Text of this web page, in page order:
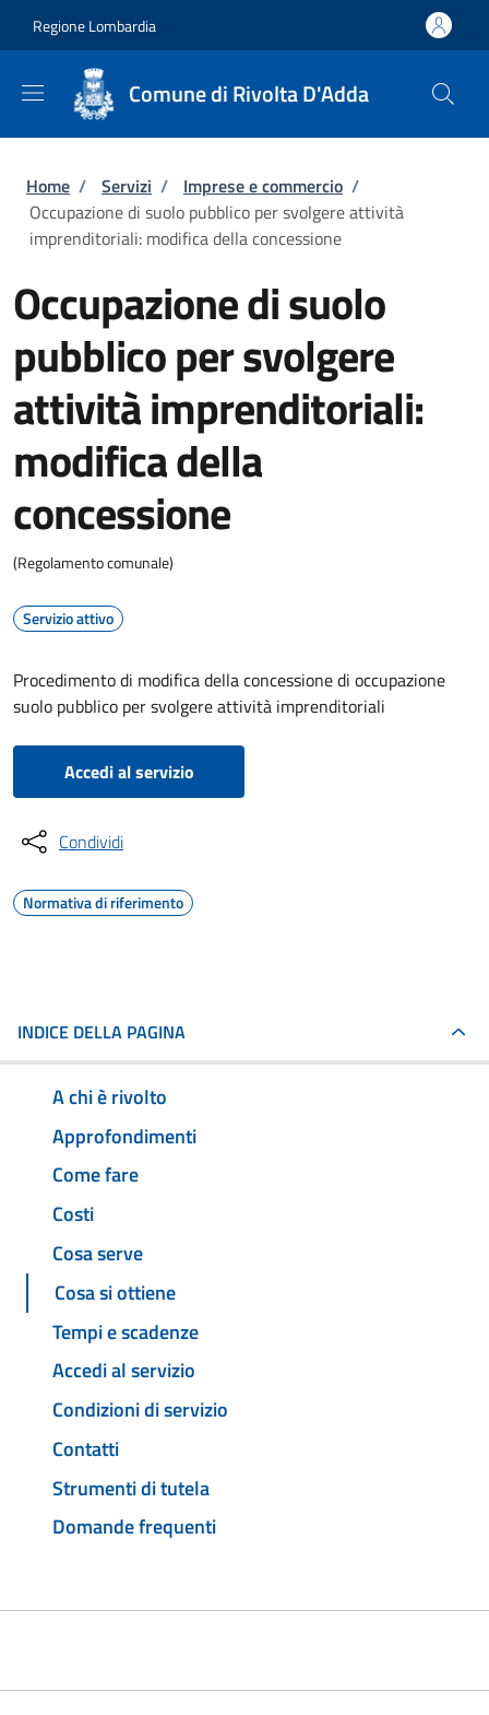
Regione Lombardia
Comune di Rivolta D'Adda
Briciole di pane
Home / Servizi / Imprese e commercio /
Occupazione di suolo pubblico per svolgere attività
imprenditoriali: modifica della concessione
Occupazione di suolo
pubblico per svolgere
attività imprenditoriali:
modifica della
concessione
(Regolamento comunale)
Servizio attivo
Procedimento di modifica della concessione di occupazione
suolo pubblico per svolgere attività imprenditoriali
Accedi al servizio
Condividi
Normativa di riferimento
INDICE DELLA PAGINA
A chi è rivolto
Approfondimenti
Come fare
Costi
Cosa serve
Cosa si ottiene
Tempi e scadenze
Accedi al servizio
Condizioni di servizio
Contatti
Strumenti di tutela
Domande frequenti